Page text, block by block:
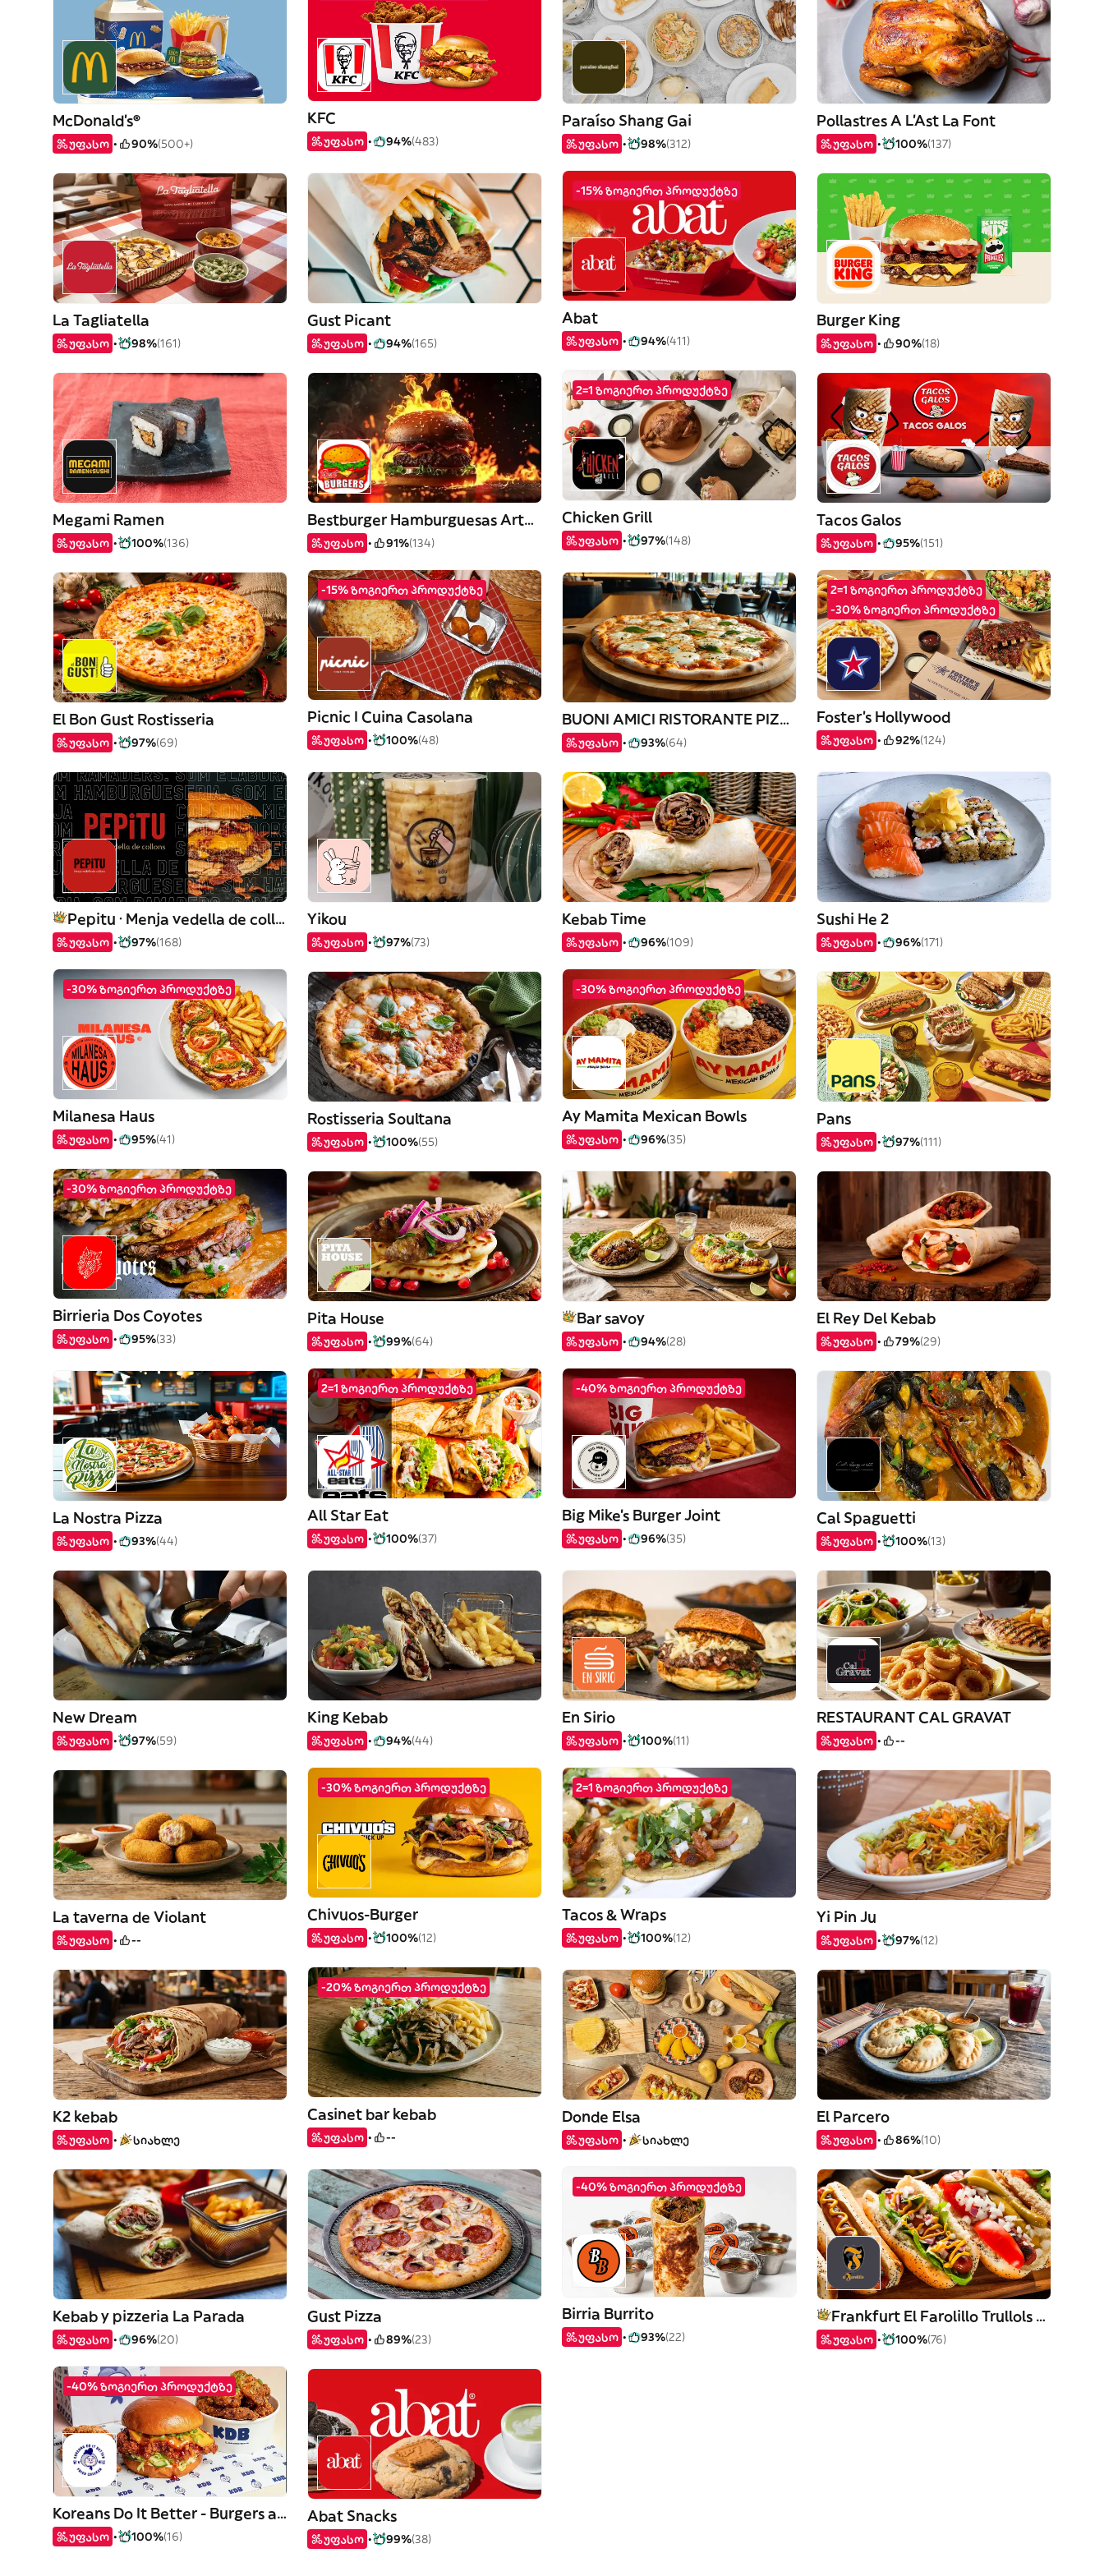
McDonald's®
უფასო 90%(500+)
KFC
უფასო 94%(483)
Paraíso Shang Gai
უფასო 98%(312)
Pollastres A L'Ast La Font
უფასო 100%(137)
La Tagliatella
უფასო 98%(161)
Gust Picant
უფასო 94%(165)
-15% ზოგიერთ პროდუქტზე
Abat
უფასო 94%(411)
Burger King
უფასო 90%(18)
Megami Ramen
უფასო 100%(136)
Bestburger Hamburguesas Artesanales
უფასო 91%(134)
2=1 ზოგიერთ პროდუქტზე
Chicken Grill
უფასო 97%(148)
Tacos Galos
უფასო 95%(151)
El Bon Gust Rostisseria
უფასო 97%(69)
-15% ზოგიერთ პროდუქტზე
Picnic I Cuina Casolana
უფასო 100%(48)
BUONI AMICI RISTORANTE PIZZERIA
უფასო 93%(64)
2=1 ზოგიერთ პროდუქტზე
-30% ზოგიერთ პროდუქტზე
Foster's Hollywood
უფასო 92%(124)
Pepitu · Menja vedella de collons
უფასო 97%(168)
Yikou
უფასო 97%(73)
Kebab Time
უფასო 96%(109)
Sushi He 2
უფასო 96%(171)
-30% ზოგიერთ პროდუქტზე
Milanesa Haus
უფასო 95%(41)
Rostisseria Soultana
უფასო 100%(55)
-30% ზოგიერთ პროდუქტზე
Ay Mamita Mexican Bowls
უფასო 96%(35)
Pans
უფასო 97%(111)
-30% ზოგიერთ პროდუქტზე
Birrieria Dos Coyotes
უფასო 95%(33)
Pita House
უფასო 99%(64)
Bar savoy
უფასო 94%(28)
El Rey Del Kebab
უფასო 79%(29)
La Nostra Pizza
უფასო 93%(44)
2=1 ზოგიერთ პროდუქტზე
All Star Eat
უფასო 100%(37)
-40% ზოგიერთ პროდუქტზე
Big Mike's Burger Joint
უფასო 96%(35)
Cal Spaguetti
უფასო 100%(13)
New Dream
უფასო 97%(59)
King Kebab
უფასო 94%(44)
En Sirio
უფასო 100%(11)
RESTAURANT CAL GRAVAT
უფასო --
La taverna de Violant
უფასო --
-30% ზოგიერთ პროდუქტზე
Chivuos-Burger
უფასო 100%(12)
2=1 ზოგიერთ პროდუქტზე
Tacos & Wraps
უფასო 100%(12)
Yi Pin Ju
უფასო 97%(12)
K2 kebab
უფასო სიახლე
-20% ზოგიერთ პროდუქტზე
Casinet bar kebab
უფასო --
Donde Elsa
უფასო სიახლე
El Parcero
უფასო 86%(10)
Kebab y pizzeria La Parada
უფასო 96%(20)
Gust Pizza
უფასო 89%(23)
-40% ზოგიერთ პროდუქტზე
Birria Burrito
უფასო 93%(22)
Frankfurt El Farolillo Trullols Parc
უფასო 100%(76)
-40% ზოგიერთ პროდუქტზე
Koreans Do It Better - Burgers and Chicken
უფასო 100%(16)
Abat Snacks
უფასო 99%(38)